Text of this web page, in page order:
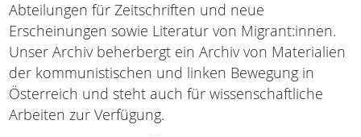
Abteilungen für Zeitschriften und neue
Erscheinungen sowie Literatur von Migrant:innen.
Unser Archiv beherbergt ein Archiv von Materialien
der kommunistischen und linken Bewegung in
Österreich und steht auch für wissenschaftliche
Arbeiten zur Verfügung.